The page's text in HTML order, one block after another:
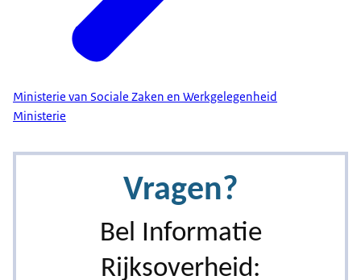
Ministerie van Sociale Zaken en Werkgelegenheid
Ministerie